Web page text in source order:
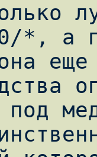
*, а
еще
под